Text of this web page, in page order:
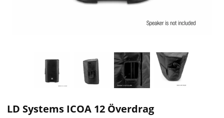
LD Systems ICOA 12 Överdrag